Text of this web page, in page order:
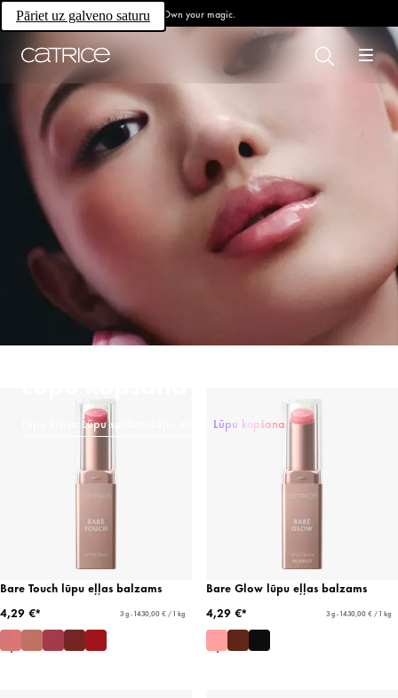
Pāriet uz galveno saturu Own your magic.
Lūpu spīdums Lūpu kopšana
Bare Touch lūpu eļļas balzams
4,29 €*
3 g - 1430,00 € / 1 kg
Bare Glow lūpu eļļas balzams
4,29 €*
3 g - 1430,00 € / 1 kg